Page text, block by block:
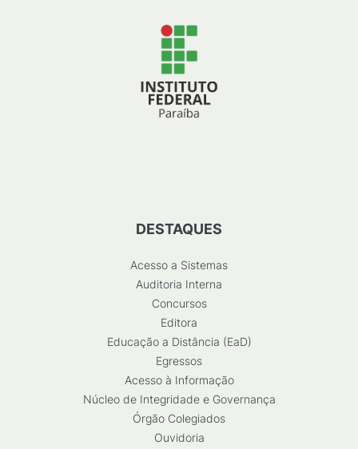
DESTAQUES
Acesso a Sistemas
Auditoria Interna
Concursos
Editora
Educação a Distância (EaD)
Egressos
Acesso à Informação
Núcleo de Integridade e Governança
Órgão Colegiados
Ouvidoria